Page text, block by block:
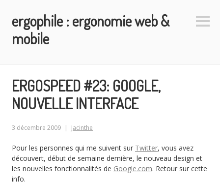
contenu
principal
ergophile : ergonomie web &
mobile
ERGOSPEED #23: GOOGLE,
NOUVELLE INTERFACE
3 décembre 2009 Jacinthe
Pour les personnes qui me suivent sur Twitter, vous avez
découvert, début de semaine dernière, le nouveau design et
les nouvelles fonctionnalités de Google.com. Retour sur cette
info.